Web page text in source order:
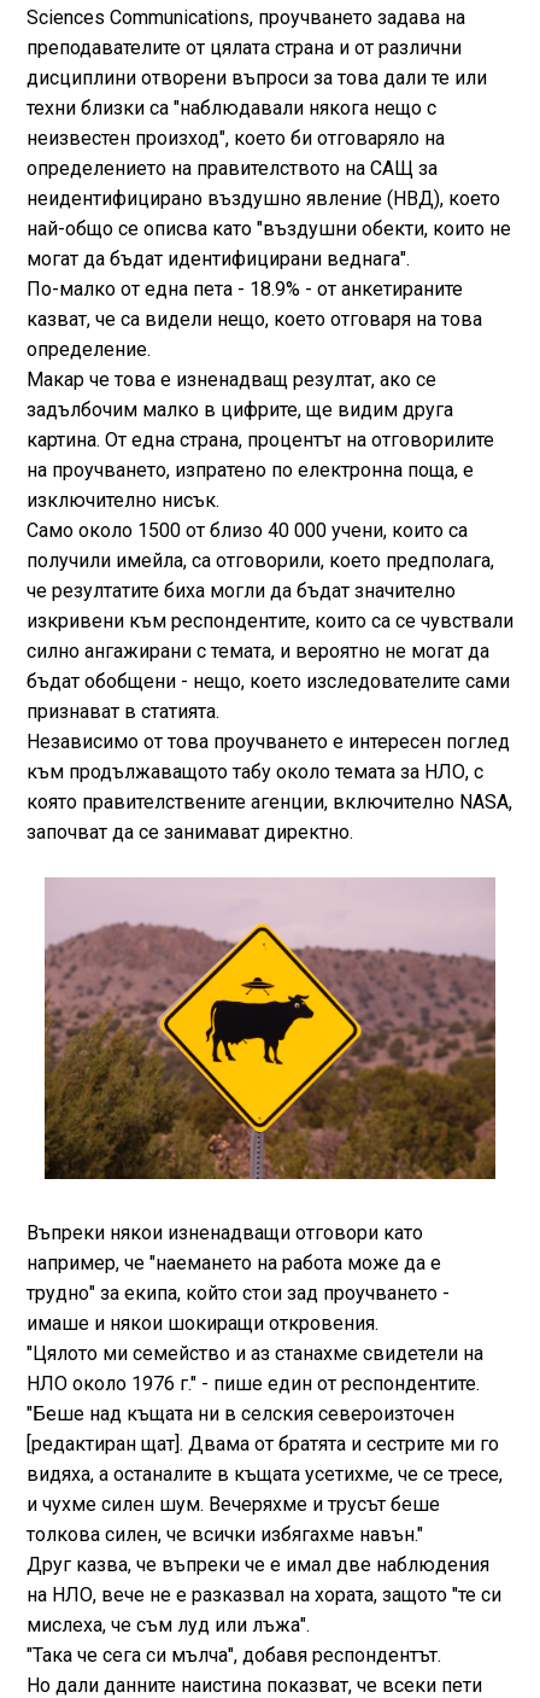
Sciences Communications, проучването задава на
преподавателите от цялата страна и от различни
дисциплини отворени въпроси за това дали те или
техни близки са "наблюдавали някога нещо с
неизвестен произход", което би отговаряло на
определението на правителството на САЩ за
неидентифицирано въздушно явление (НВД), което
най-общо се описва като "въздушни обекти, които не
могат да бъдат идентифицирани веднага".
По-малко от една пета - 18.9% - от анкетираните
казват, че са видели нещо, което отговаря на това
определение.
Макар че това е изненадващ резултат, ако се
задълбочим малко в цифрите, ще видим друга
картина. От една страна, процентът на отговорилите
на проучването, изпратено по електронна поща, е
изключително нисък.
Само около 1500 от близо 40 000 учени, които са
получили имейла, са отговорили, което предполага,
че резултатите биха могли да бъдат значително
изкривени към респондентите, които са се чувствали
силно ангажирани с темата, и вероятно не могат да
бъдат обобщени - нещо, което изследователите сами
признават в статията.
Независимо от това проучването е интересен поглед
към продължаващото табу около темата за НЛО, с
която правителствените агенции, включително NASA,
започват да се занимават директно.
Въпреки някои изненадващи отговори като
например, че "наемането на работа може да е
трудно" за екипа, който стои зад проучването -
имаше и някои шокиращи откровения.
"Цялото ми семейство и аз станахме свидетели на
НЛО около 1976 г." - пише един от респондентите.
"Беше над къщата ни в селския североизточен
[редактиран щат]. Двама от братята и сестрите ми го
видяха, а останалите в къщата усетихме, че се тресе,
и чухме силен шум. Вечеряхме и трусът беше
толкова силен, че всички избягахме навън."
Друг казва, че въпреки че е имал две наблюдения
на НЛО, вече не е разказвал на хората, защото "те си
мислеха, че съм луд или лъжа".
"Така че сега си мълча", добавя респондентът.
Но дали данните наистина показват, че всеки пети